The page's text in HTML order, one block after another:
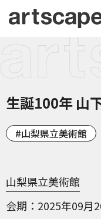
生誕100年 山
山梨県立美術館
山梨県立美術館
会期
2025年09月